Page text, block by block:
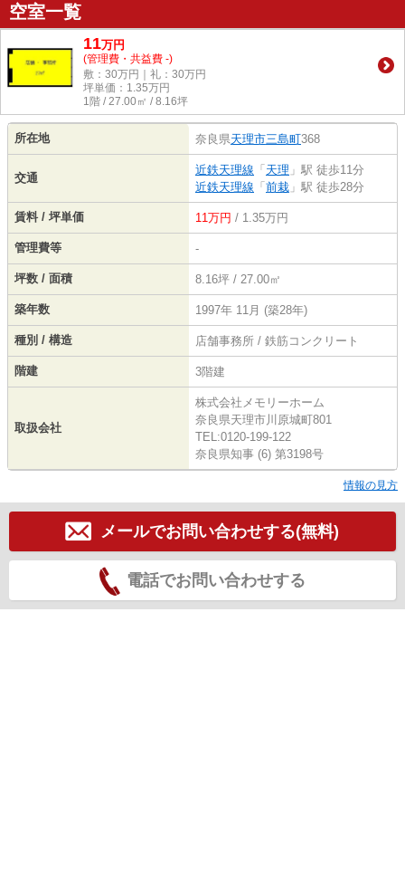
空室一覧
11万円
(管理費・共益費 -)
敷：30万円｜礼：30万円
坪単価： 1.35万円
1階 / 27.00㎡ / 8.16坪
所在地 奈良県天理市三島町368
交通
近鉄天理線 「 天理 」駅 徒歩11分
近鉄天理線 「 前栽 」駅 徒歩28分
賃料 / 坪単価 11万円 / 1.35万円
管理費等 -
坪数 / 面積 8.16坪 / 27.00㎡
築年数 1997年 11月 (築28年)
種別 / 構造 店舗事務所 / 鉄筋コンクリート
階建 3階建
取扱会社
株式会社メモリーホーム
奈良県天理市川原城町801
TEL:0120-199-122
奈良県知事 (6) 第3198号
情報の見方
メールでお問い合わせする(無料)
電話でお問い合わせする